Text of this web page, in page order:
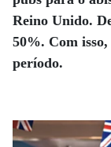
Reino Unido.
50%. Com
período.